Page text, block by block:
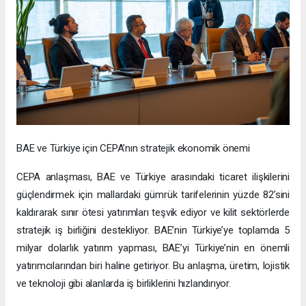
BAE ve Türkiye için CEPA’nın stratejik ekonomik önemi
CEPA anlaşması, BAE ve Türkiye arasındaki ticaret ilişkilerini
güçlendirmek için mallardaki gümrük tarifelerinin yüzde 82’sini
kaldırarak sınır ötesi yatırımları teşvik ediyor ve kilit sektörlerde
stratejik iş birliğini destekliyor. BAE’nin Türkiye’ye toplamda 5
milyar dolarlık yatırım yapması, BAE’yi Türkiye’nin en önemli
yatırımcılarından biri haline getiriyor. Bu anlaşma, üretim, lojistik
ve teknoloji gibi alanlarda iş birliklerini hızlandırıyor.